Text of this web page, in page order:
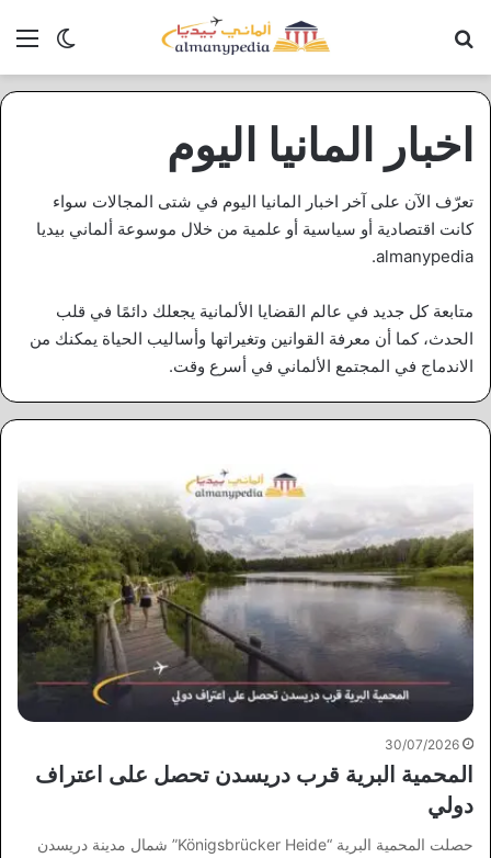
الوضع
اخبار المانيا اليوم
تعرّف الآن على آخر اخبار المانيا اليوم في شتى المجالات سواء
كانت اقتصادية أو سياسية أو علمية من خلال موسوعة ألماني بيديا
almanypedia.
متابعة كل جديد في عالم القضايا الألمانية يجعلك دائمًا في قلب
الحدث، كما أن معرفة القوانين وتغيراتها وأساليب الحياة يمكنك من
الاندماج في المجتمع الألماني في أسرع وقت.
30/07/2026
المحمية البرية قرب دريسدن تحصل على اعتراف
دولي
حصلت المحمية البرية “Königsbrücker Heide” شمال مدينة دريسدن